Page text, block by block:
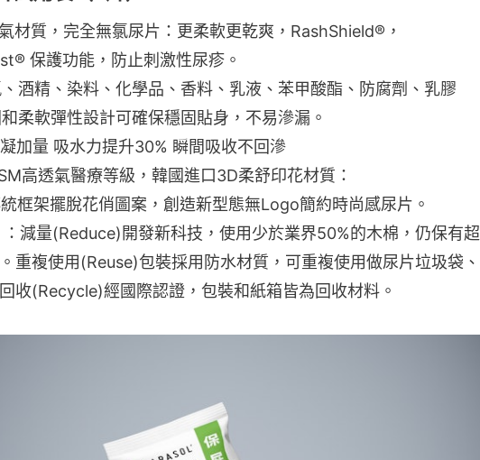
材質，完全無氯尿片：更柔軟更乾爽，RashShield®，
保護功能，防止刺激性尿疹。
酒精、染料、化學品、香料、乳液、苯甲酸酯、防腐劑、乳膠
柔軟彈性設計可確保穩固貼身，不易滲漏。
加量 吸水力提升30% 瞬間吸收不回滲
高透氣醫療等級，韓國進口3D柔舒印花材質：
框架擺脫花俏圖案，創造新型態無Logo簡約時尚感尿片。
：減量(Reduce)開發新科技，使用少於業界50%的木棉，仍保有超
重複使用(Reuse)包裝採用防水材質，可重複使用做尿片垃圾袋、
收(Recycle)經國際認證，包裝和紙箱皆為回收材料。